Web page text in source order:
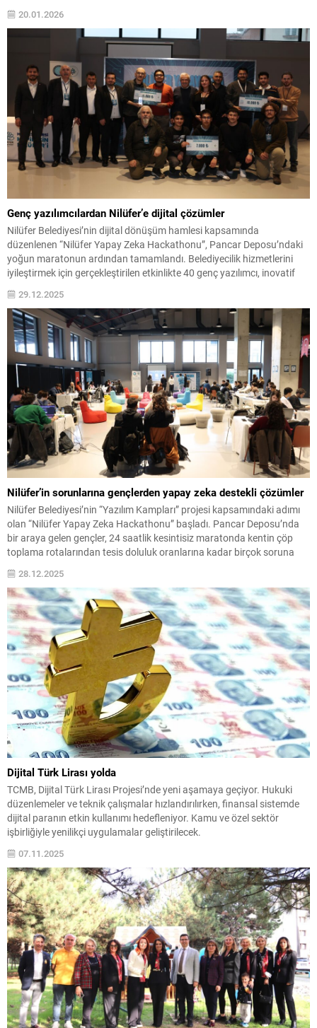
bölgeyi tanıması, koruma bilinci ve farkındalık kazanması ve
sürdürülebilir projeler üretmesi amacıyla “Köyünün Geleceği Misin?”
isimli proje düzenliyor....
20.01.2026
Genç yazılımcılardan Nilüfer’e dijital çözümler
Nilüfer Belediyesi’nin dijital dönüşüm hamlesi kapsamında
düzenlenen “Nilüfer Yapay Zeka Hackathonu”, Pancar Deposu’ndaki
yoğun maratonun ardından tamamlandı. Belediyecilik hizmetlerini
iyileştirmek için gerçekleştirilen etkinlikte 40 genç yazılımcı, inovatif
sahiplerine ödülleri ise düzenlenen törenle takdim edildi. Nilüfer
Belediyesi, kentin teknolojik altyapısını güçlendirmek ve genç
yetenekleri...
29.12.2025
Nilüfer’in sorunlarına gençlerden yapay zeka destekli çözümler
Nilüfer Belediyesi’nin “Yazılım Kampları” projesi kapsamındaki adımı
olan “Nilüfer Yapay Zeka Hackathonu” başladı. Pancar Deposu’nda
bir araya gelen gençler, 24 saatlik kesintisiz maratonda kentin çöp
toplama rotalarından tesis doluluk oranlarına kadar birçok soruna
akıllı çözümler üretecek. Nilüfer Belediyesi, kentin dijital dönüşüm
süreçlerine gençleri dahil etmek amacıyla başlattığı “Yazılım Kampları”
projesinin...
28.12.2025
Dijital Türk Lirası yolda
TCMB, Dijital Türk Lirası Projesi’nde yeni aşamaya geçiyor. Hukuki
düzenlemeler ve teknik çalışmalar hızlandırılırken, finansal sistemde
dijital paranın etkin kullanımı hedefleniyor. Kamu ve özel sektör
işbirliğiyle yenilikçi uygulamalar geliştirilecek.
07.11.2025